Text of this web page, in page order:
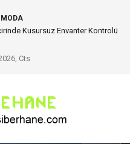
Uzak Bir Deşarj Alanı Tasarlayın
Cts